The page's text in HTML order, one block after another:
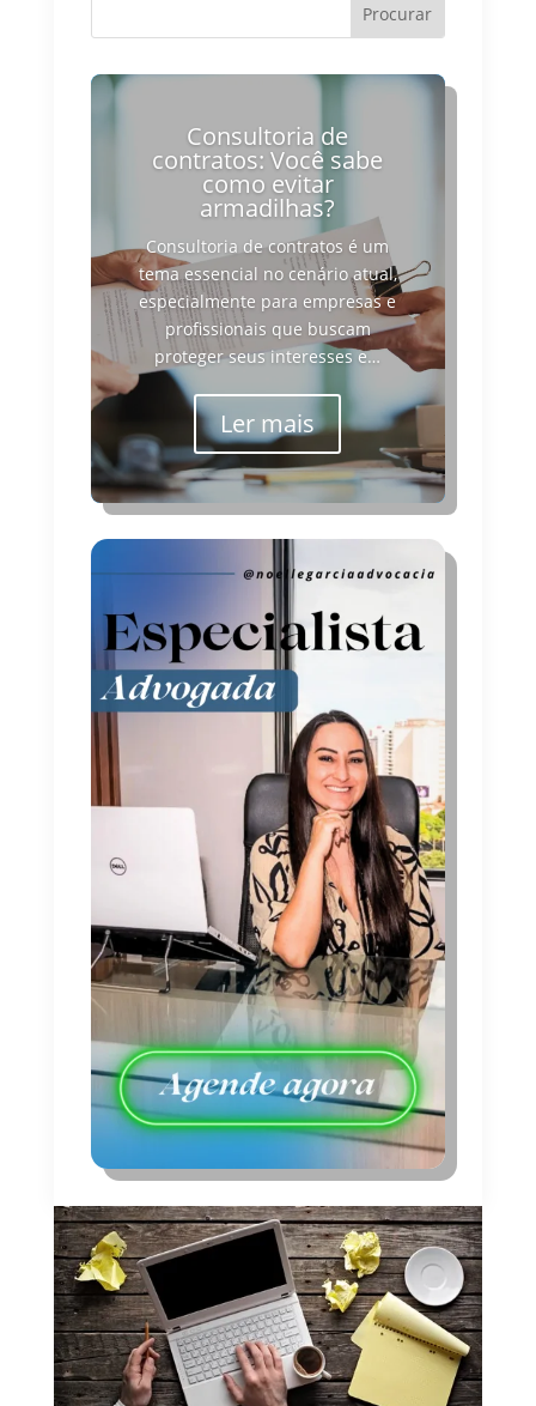
Consultoria de
contratos: Você sabe
como evitar
armadilhas?
Consultoria de contratos é um
tema essencial no cenário atual,
especialmente para empresas e
profissionais que buscam
proteger seus interesses e…
Ler mais